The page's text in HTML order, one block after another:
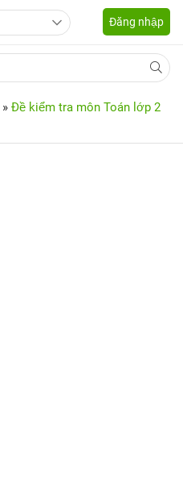
Đăng nhập
» Đề kiểm tra môn Toán lớp 2